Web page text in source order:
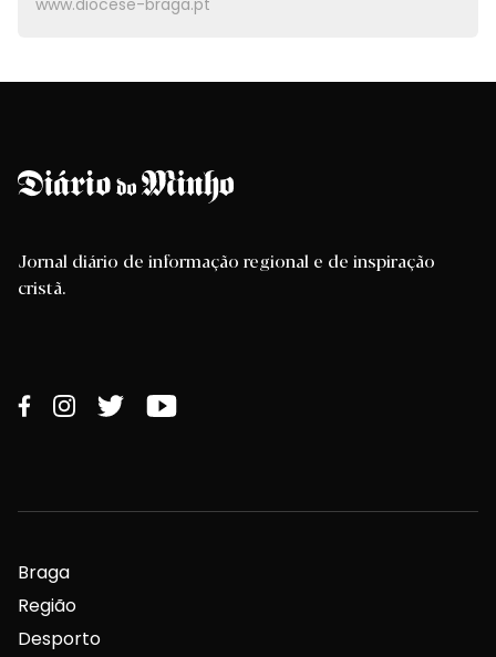
www.diocese-braga.pt
Jornal diário de informação regional e de inspiração
cristã.
Braga
Região
Desporto